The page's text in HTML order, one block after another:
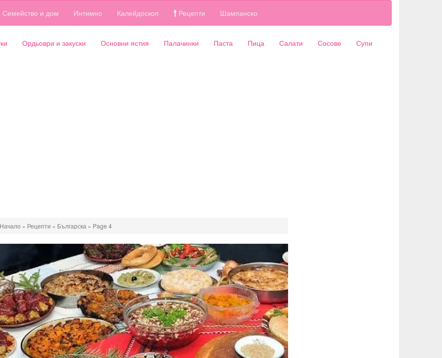
Семейство и дом Интимно Калейдоскоп Рецепти Шампанско
Ордьоври и закуски Основни ястия Палачинки Паста Пица Салати Сосове Супи
Начало » Рецепти » Българска » Page 4